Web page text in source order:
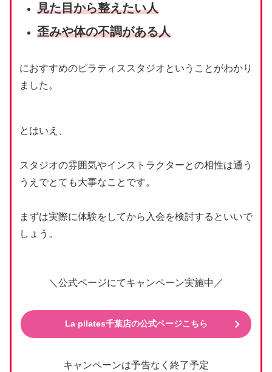
見た目から整えたい人
歪みや体の不調がある人
におすすめのピラティススタジオということがわかり
ました。
とはいえ、
スタジオの雰囲気やインストラクターとの相性は通う
うえでとても大事なことです。
まずは実際に体験をしてから入会を検討するといいで
しょう。
＼公式ページにてキャンペーン実施中／
La pilates千葉店の公式ページこちら
キャンペーンは予告なく終了予定